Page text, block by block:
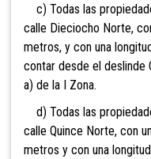
c) Todas las
calle Dieciocho Norte,
metros, y con una
contar desde el deslinde
a) de la I Zona.
d) Todas las
calle Quince Norte, con
metros y con una